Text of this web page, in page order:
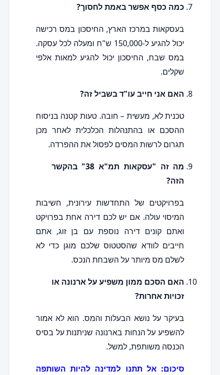
כמה כסף אפשר באמת לחסוך?
בעסקאות במרכז הארץ, החיסכון במס רכישה
יכול להגיע ל-150,000 ש"ח ומעלה לכל עסקה.
במס שבח, החיסכון יכול להגיע למאות אלפי
שקלים.
האם אני חייב עו"ד בשביל זה?
טכנית לא, מעשית – חובה. טעות קטנה בניסוח
ההסכם או בהתנהלות הכלכלית לאחר מכן
תגרום לרשות המסים לפסול את ההפרדה.
מה זה "עסקאות תמ"א 38" בהקשר
הזה?
בפרויקטים של התחדשות עירונית, חשיבות
המיסוי עולה. אם יש לכם דירה אחת בפרויקט
ואתם קונים דירה נוספת עם בן זוג, אתם
חייבים לוודא שהסטטוס שלכם מוגן כדי לא
לשלם מס מיותר על השבחת הנכס.
האם הסכם ממון משפיע על ארנונה או
זכויות אחרות?
בעיקר על נושא הבעלות והמס. הוא לא אמור
להשפיע על הנחות בארנונה שניתנות על בסיס
הכנסה משותפת, למשל.
סיכום: אל תתנו למדינה להיות השותפה